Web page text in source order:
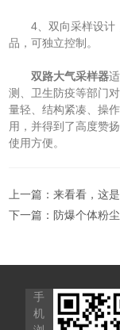
4、双向采样设计，
品，可独立控制。
双路大气采样器
测、卫生防疫等部门
量轻、结构紧凑、操
用，并得到了高度赞
使用方便。
上一篇：来看看，这
下一篇： 防爆个体粉
手
机